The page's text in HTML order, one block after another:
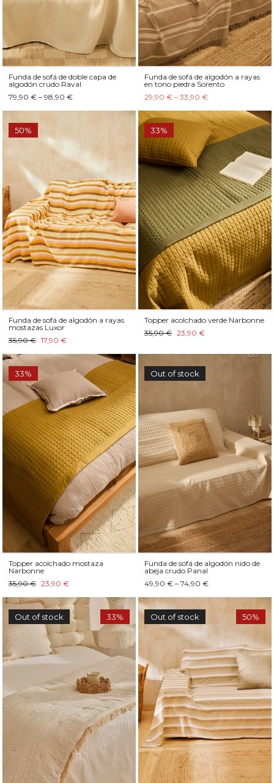
Funda de sofá de doble capa de
algodón crudo Raval
79,90 € – 98,90 €
Funda de sofá de algodón a rayas
en tono piedra Sorento
29,90 € – 33,90 €
50%
Funda de sofá de algodón a rayas
mostazas Luxor
35,90 € 17,90 €
33%
Topper acolchado verde Narbonne
35,90 € 23,90 €
33%
Topper acolchado mostaza
Narbonne
35,90 € 23,90 €
Out of stock
Funda de sofá de algodón nido de
abeja crudo Panal
49,90 € – 74,90 €
Out of stock 33% Out of stock 50%